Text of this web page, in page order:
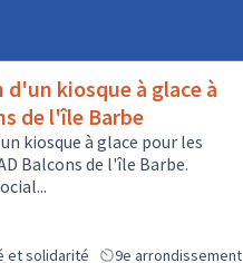
d'un kiosque à glace à
de l'île Barbe
kiosque à glace pour les
Balcons de l'île Barbe.
et solidarité 9e arrondissement